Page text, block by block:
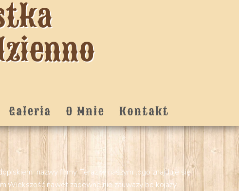
Galeria O Mnie Kontakt
nazwy firmy. Teraz w naszym logo znajduje się
nawet zapewne nie zauwazy bo kojaży